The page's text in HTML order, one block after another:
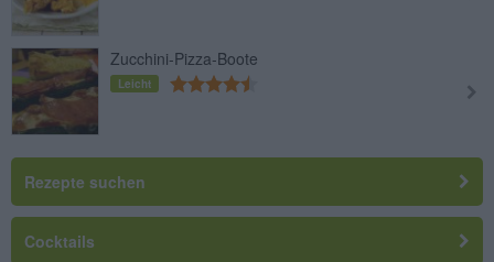
Zucchini-Pizza-Boote
Leicht
Rezepte suchen
Cocktails